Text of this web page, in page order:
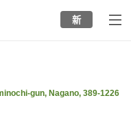
新
gun, Nagano, 389-1226